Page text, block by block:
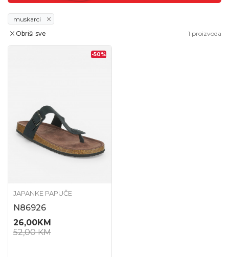
muskarci
1 proizvoda
Obriši sve
-50%
JAPANKE PAPUČE
N86926
26,00KM
52,00KM